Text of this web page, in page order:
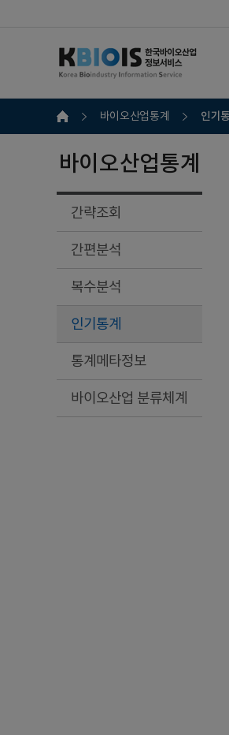
바이오산업통계 인기
바이오산업통계
간략조회
간편분석
복수분석
인기통계
통계메타정보
바이오산업 분류체계